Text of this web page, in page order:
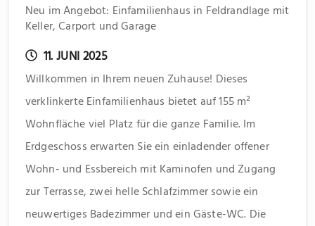
Neu im Angebot: Einfamilienhaus in Feldrandlage mit
Keller, Carport und Garage
11. JUNI 2025
Willkommen in Ihrem neuen Zuhause! Dieses
verklinkerte Einfamilienhaus bietet auf 155 m²
Wohnfläche viel Platz für die ganze Familie. Im
Erdgeschoss erwarten Sie ein einladender offener
Wohn- und Essbereich mit Kaminofen und Zugang
zur Terrasse, zwei helle Schlafzimmer sowie ein
neuwertiges Badezimmer und ein Gäste-WC. Die